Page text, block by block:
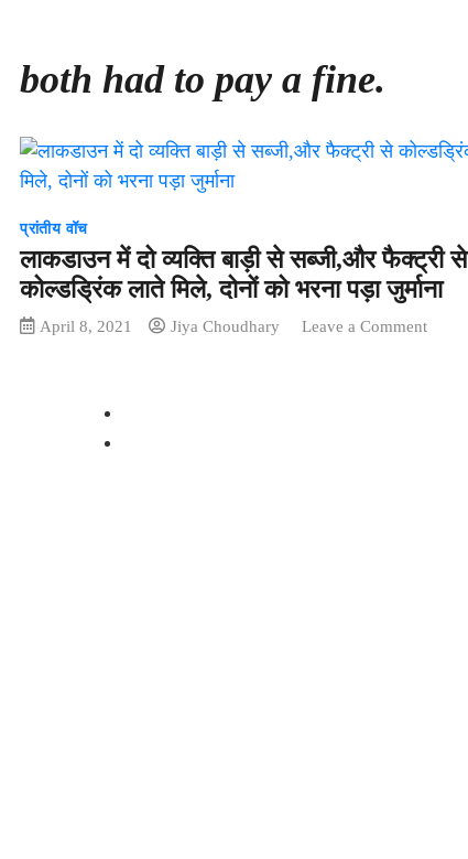
both had to pay a fine.
प्रांतीय वॉच
लाकडाउन में दो व्यक्ति बाड़ी से सब्जी,और फैक्ट्री से
कोल्डड्रिंक लाते मिले, दोनों को भरना पड़ा जुर्माना
April 8, 2021 Jiya Choudhary Leave a Commenton